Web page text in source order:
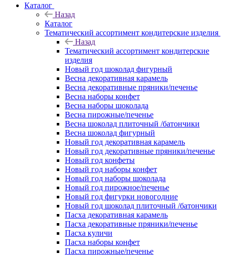
Каталог
Назад
Каталог
Тематический ассортимент кондитерские изделия
Назад
Тематический ассортимент кондитерские
изделия
Новый год шоколад фигурный
Весна декоративная карамель
Весна декоративные пряники/печенье
Весна наборы конфет
Весна наборы шоколада
Весна пирожные/печенье
Весна шоколад плиточный /батончики
Весна шоколад фигурный
Новый год декоративная карамель
Новый год декоративные пряники/печенье
Новый год конфеты
Новый год наборы конфет
Новый год наборы шоколада
Новый год пирожное/печенье
Новый год фигурки новогодние
Новый год шоколад плиточный /батончики
Пасха декоративная карамель
Пасха декоративные пряники/печенье
Пасха куличи
Пасха наборы конфет
Пасха пирожные/печенье